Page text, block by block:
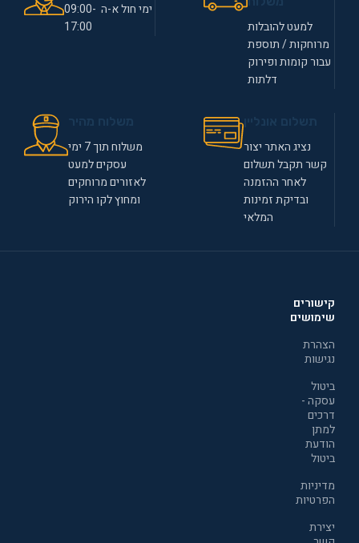
למעט להובלות
מרוחקות / תוספת
עבור קומות ופירוק
דלתות
ימי חול א-ה 09:00-
17:00
נציג האתר יצור
קשר תקבל תשלום
לאחר ההזמנה
ובדיקת זמינות
המלאי
משלוח תוך 7 ימי
עסקים למעט
לאזורים מרוחקים
ומחוץ לקו הירוק
קישורים
שימושים
הצהרת
נגישות
ביטול
עסקה -
דרכים
למתן
הודעת
ביטול
מדיניות
הפרטיות
יצירת